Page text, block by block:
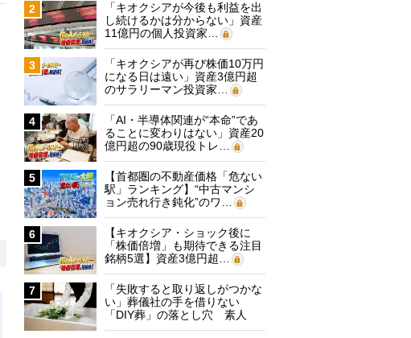
2
「キオクシアが今後も利益を出
し続けるかは分からない」資産
11億円の個人投資家…
3
「キオクシアが再び株価10万円
になる日は遠い」資産3億円超
のサラリーマン投資家…
4
「AI・半導体関連が“本命”であ
ることに変わりはない」資産20
億円超の90歳現役トレ…
5
【首都圏の不動産価格「危ない
駅」ランキング】“中古マンシ
ョン売れ行き鈍化”のワ…
6
【キオクシア・ショック後に
「株価倍増」も期待できる注目
銘柄5選】資産3億円超…
7
「失敗すると取り返しがつかな
い」葬儀社の手を借りない
「DIY葬」の落とし穴 素人
に…